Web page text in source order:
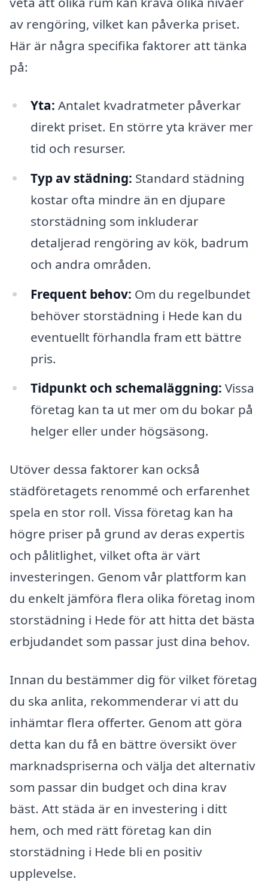
av rengöring, vilket kan påverka priset.
Här är några specifika faktorer att tänka
på:
Yta: Antalet kvadratmeter påverkar
direkt priset. En större yta kräver mer
tid och resurser.
Typ av städning: Standard städning
kostar ofta mindre än en djupare
storstädning som inkluderar
detaljerad rengöring av kök, badrum
och andra områden.
Frequent behov: Om du regelbundet
behöver storstädning i Hede kan du
eventuellt förhandla fram ett bättre
pris.
Tidpunkt och schemaläggning: Vissa
företag kan ta ut mer om du bokar på
helger eller under högsäsong.
Utöver dessa faktorer kan också
städföretagets renommé och erfarenhet
spela en stor roll. Vissa företag kan ha
högre priser på grund av deras expertis
och pålitlighet, vilket ofta är värt
investeringen. Genom vår plattform kan
du enkelt jämföra flera olika företag inom
storstädning i Hede för att hitta det bästa
erbjudandet som passar just dina behov.
Innan du bestämmer dig för vilket företag
du ska anlita, rekommenderar vi att du
inhämtar flera offerter. Genom att göra
detta kan du få en bättre översikt över
marknadspriserna och välja det alternativ
som passar din budget och dina krav
bäst. Att städa är en investering i ditt
hem, och med rätt företag kan din
storstädning i Hede bli en positiv
upplevelse.